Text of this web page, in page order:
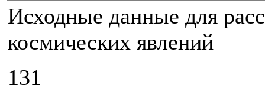
Исходные данные для
космических явлений
131